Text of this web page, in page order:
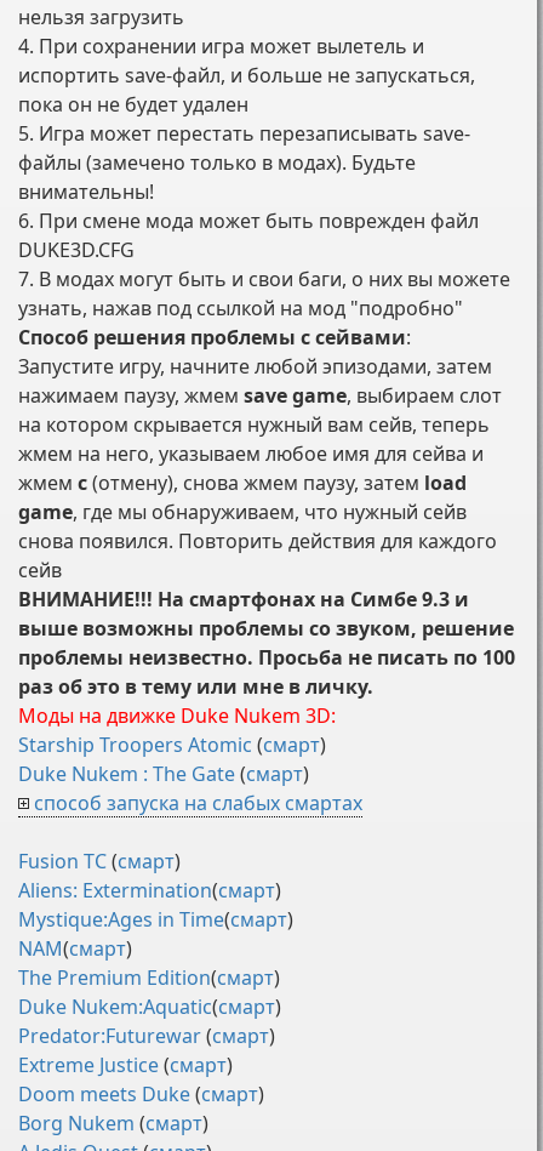
нельзя загрузить
4. При сохранении игра может вылетель и
испортить save-файл, и больше не запускаться,
пока он не будет удален
5. Игра может перестать перезаписывать save-
файлы (замечено только в модах). Будьте
внимательны!
6. При смене мода может быть поврежден файл
DUKE3D.CFG
7. В модах могут быть и свои баги, о них вы можете
узнать, нажав под ссылкой на мод "подробно"
Способ решения проблемы с сейвами:
Запустите игру, начните любой эпизодами, затем
нажимаем паузу, жмемsave game, выбираем слот
на котором скрывается нужный вам сейв, теперь
жмем на него, указываем любое имя для сейва и
жмемc(отмену), снова жмем паузу, затем load
game, где мы обнаруживаем, что нужный сейв
снова появился. Повторить действия для каждого
сейв
ВНИМАНИЕ!!! На смартфонах на Симбе 9.3 и
выше возможны проблемы со звуком, решение
проблемы неизвестно. Просьба не писать по 100
раз об это в тему или мне в личку.
Моды на движке Duke Nukem 3D:
Starship Troopers Atomic (смарт)
Duke Nukem : The Gate(смарт)
способ запуска на слабых смартах
Fusion TC(смарт)
Aliens: Extermination(смарт)
Mystique:Ages in Time(смарт)
NAM(смарт)
The Premium Edition(смарт)
Duke Nukem:Aquatic(смарт)
Predator:Futurewar(смарт)
Extreme Justice(смарт)
Doom meets Duke(смарт)
Borg Nukem (смарт)